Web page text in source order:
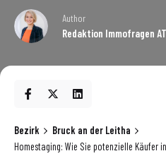
Author
Redaktion Immofragen AT
Bezirk
Bruck an der Leitha
Homestaging: Wie Sie potenzielle Käufer